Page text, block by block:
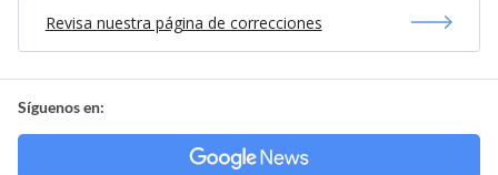
Revisa nuestra página de correcciones
Síguenos en: